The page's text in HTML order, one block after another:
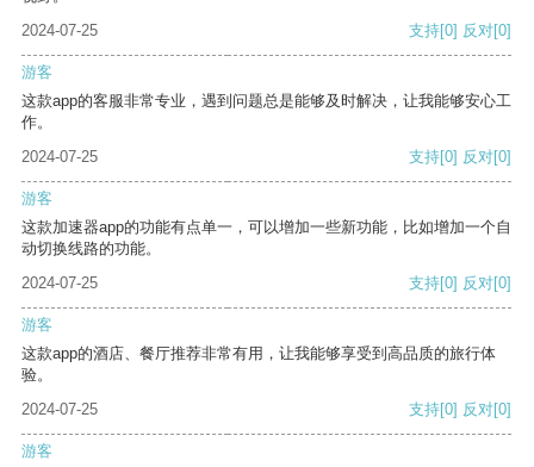
2024-07-25
支持[0] 反对[0]
游客
这款app的客服非常专业，遇到问题总是能够及时解决，让我能够安心工
作。
2024-07-25
支持[0] 反对[0]
游客
这款加速器app的功能有点单一，可以增加一些新功能，比如增加一个自
动切换线路的功能。
2024-07-25
支持[0] 反对[0]
游客
这款app的酒店、餐厅推荐非常有用，让我能够享受到高品质的旅行体
验。
2024-07-25
支持[0] 反对[0]
游客